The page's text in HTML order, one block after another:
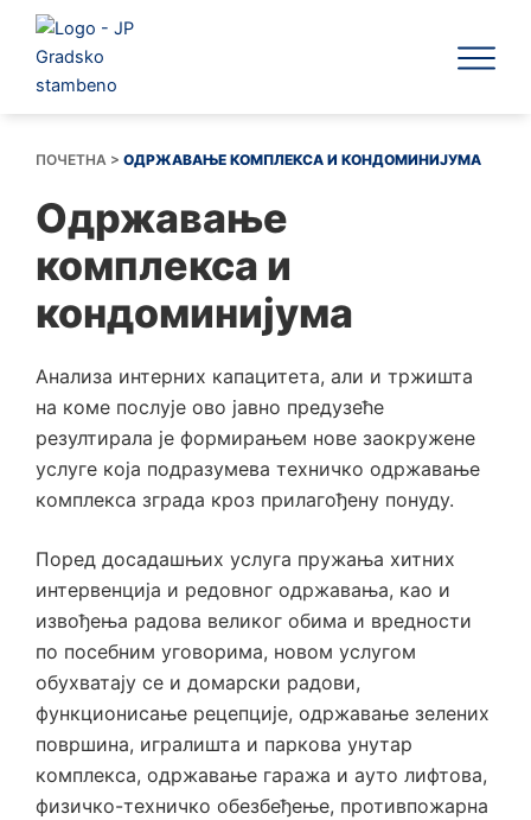
Пређи
садржај
ПОЧЕТНА > ОДРЖАВАЊЕ КОМПЛЕКСА И КОНДОМИНИЈУМА
Одржавање
комплекса и
кондоминијума
Анализа интерних капацитета, али и тржишта
на коме послује ово јавно предузеће
резултирала је формирањем нове заокружене
услуге која подразумева техничко одржавање
комплекса зграда кроз прилагођену понуду.
Поред досадашњих услуга пружања хитних
интервенција и редовног одржавања, као и
извођења радова великог обима и вредности
по посебним уговорима, новом услугом
обухватају се и домарски радови,
функционисање рецепције, одржавање зелених
површина, игралишта и паркова унутар
комплекса, одржавање гаража и ауто лифтова,
физичко-техничко обезбеђење, противпожарна